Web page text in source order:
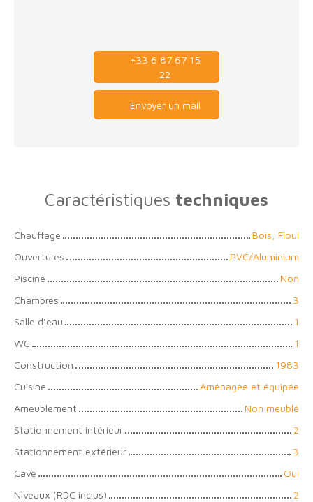
+33 6 87 67 15
22
Envoyer un mail
Caractéristiques techniques
Chauffage
Bois, Fioul
Ouvertures
PVC/Aluminium
Piscine
Non
Chambres
3
Salle d'eau
1
WC
1
Construction
1983
Cuisine
Aménagée et équipée
Ameublement
Non meublé
Stationnement intérieur
2
Stationnement extérieur
3
Cave
Oui
Niveaux (RDC inclus)
2